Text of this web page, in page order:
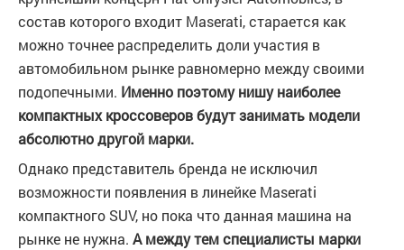
состав которого входит Maserati, старается как
можно точнее распределить доли участия в
автомобильном рынке равномерно между своими
подопечными. Именно поэтому нишу наиболее
компактных кроссоверов будут занимать модели
абсолютно другой марки.
Однако представитель бренда не исключил
возможности появления в линейке Maserati
компактного SUV, но пока что данная машина на
рынке не нужна. А между тем специалисты марки